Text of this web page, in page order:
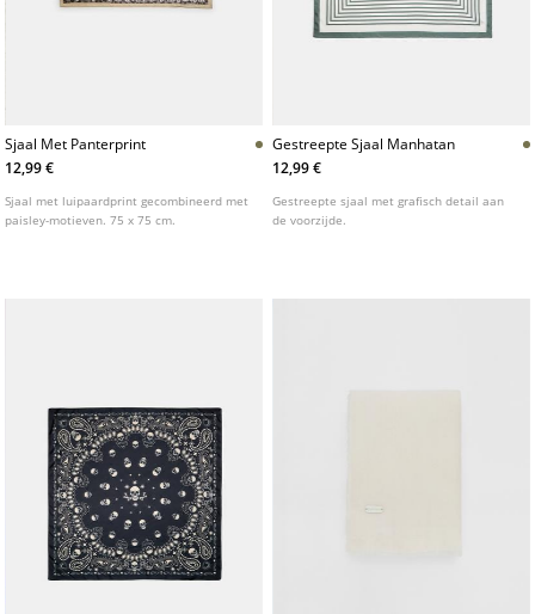
Sjaal Met Panterprint
12,99 €
Sjaal met luipaardprint gecombineerd met
paisley-motieven. 75 x 75 cm.
Gestreepte Sjaal Manhatan
12,99 €
Gestreepte sjaal met grafisch detail aan
de voorzijde.